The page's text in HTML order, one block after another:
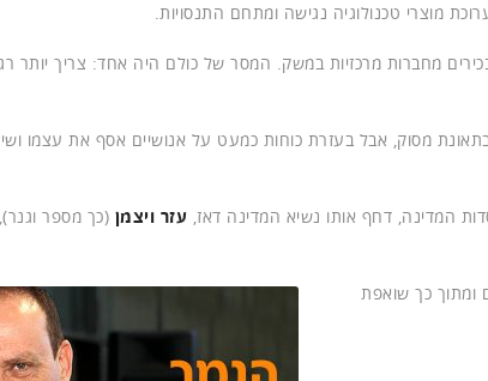
מוצרי טכנולוגיה נגישה ומתחם התנסויות.
מחברות מרכזיות במשק. המסר של כולם היה אחד: צריך יותר
חייו בתאונת מסוק, אבל בעזרת כוחות כמעט על אנושיים אסף את עצמו
עזר ויצמן (כך מספר
כך שואפת